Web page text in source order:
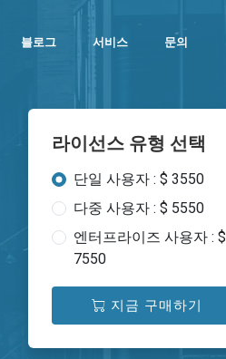
블로그 서비스 문의
라이선스 유형 선택
단일 사용자 : $ 3550
다중 사용자 : $ 5550
엔터프라이즈 사용자 : $
7550
지금 구매하기